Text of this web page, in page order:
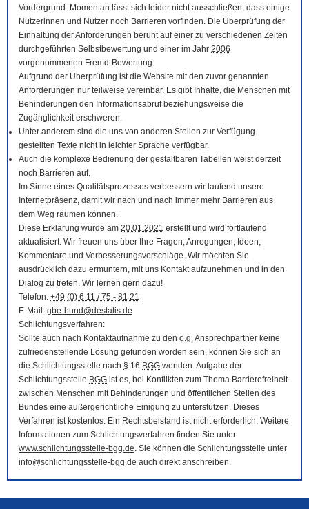
Vordergrund. Momentan lässt sich leider nicht ausschließen, dass einige
Nutzerinnen und Nutzer noch Barrieren vorfinden. Die Überprüfung der
Einhaltung der Anforderungen beruht auf einer zu verschiedenen Zeiten
durchgeführten Selbstbewertung und einer im Jahr 2006
vorgenommenen Fremd-Bewertung.
Aufgrund der Überprüfung ist die Website mit den zuvor genannten
Anforderungen nur teilweise vereinbar. Es gibt Inhalte, die Menschen mit
Behinderungen den Informationsabruf beziehungsweise die
Zugänglichkeit erschweren.
Unter anderem sind die uns von anderen Stellen zur Verfügung
gestellten Texte nicht in leichter Sprache verfügbar.
Auch die komplexe Bedienung der gestaltbaren Tabellen weist derzeit
noch Barrieren auf.
Im Sinne eines Qualitätsprozesses verbessern wir laufend unsere
Internetpräsenz, damit wir nach und nach immer mehr Barrieren aus
dem Weg räumen können.
Diese Erklärung wurde am 20.01.2021 erstellt und wird fortlaufend
aktualisiert. Wir freuen uns über Ihre Fragen, Anregungen, Ideen,
Kommentare und Verbesserungsvorschläge. Wir möchten Sie
ausdrücklich dazu ermuntern, mit uns Kontakt aufzunehmen und in den
Dialog zu treten. Wir lernen gern dazu!
Telefon: +49 (0) 6 11 / 75 - 81 21
E-Mail : gbe-bund@destatis.de
Schlichtungsverfahren:
Sollte auch nach Kontaktaufnahme zu den o.g.Ansprechpartner keine
zufriedenstellende Lösung gefunden worden sein, können Sie sich an
die Schlichtungsstelle nach § 16 BGG wenden. Aufgabe der
Schlichtungsstelle BGG ist es, bei Konflikten zum Thema Barrierefreiheit
zwischen Menschen mit Behinderungen und öffentlichen Stellen des
Bundes eine außergerichtliche Einigung zu unterstützen. Dieses
Verfahren ist kostenlos. Ein Rechtsbeistand ist nicht erforderlich. Weitere
Informationen zum Schlichtungsverfahren finden Sie unter
www.schlichtungsstelle-bgg.de. Sie können die Schlichtungsstelle unter
info@schlichtungsstelle-bgg.de auch direkt anschreiben.